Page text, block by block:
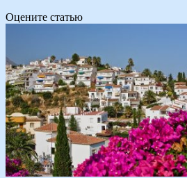
Оцените статью